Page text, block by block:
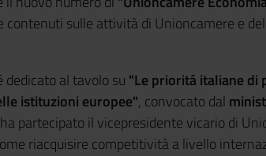
contenuti sulle attività di Unioncamere e
dedicato al tavolo su "Le prioritá italiane di
istituzioni europee", convocato dal
partecipato il vicepresidente vicario di
riacquisire competitività a livello